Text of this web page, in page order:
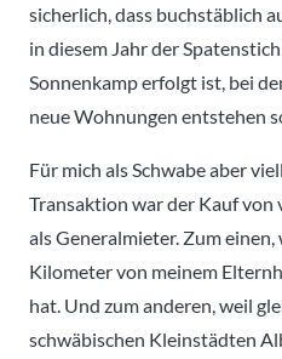
sicherlich, dass buchstäblich
in diesem Jahr der
Sonnenkamp erfolgt ist, bei
neue Wohnungen entstehen
Für mich als Schwabe aber
Transaktion war der Kauf
als Generalmieter. Zum
Kilometer von meinem
hat. Und zum anderen, weil
schwäbischen Kleinstädten